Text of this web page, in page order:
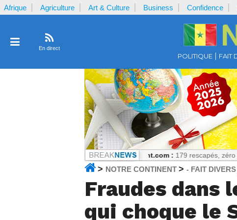
Afrique Agriculture Art & Culture Business Confidence
En direct
POLITIQUE FAIT
Notrecontinent.com : 179 rescapés, zéro enquête
> NOTRE CONTINENT > - FAIT DIVERS
Fraudes dans
qui choque le